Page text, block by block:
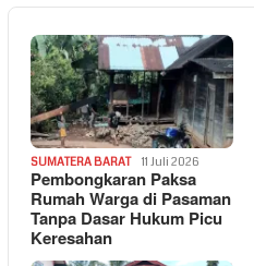
SUMATERA BARAT 11 Juli 2026
Pembongkaran Paksa
Rumah Warga di Pasaman
Tanpa Dasar Hukum Picu
Keresahan